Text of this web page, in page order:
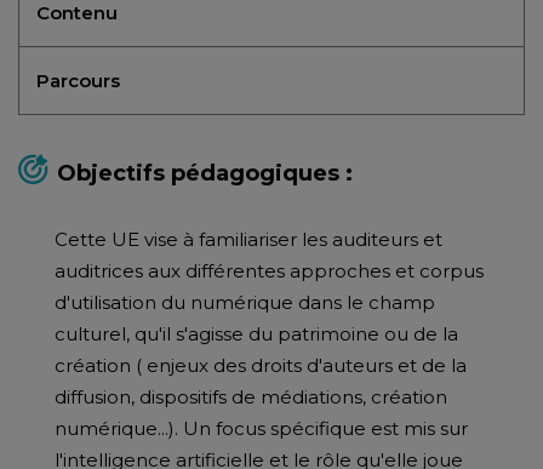
Contenu
Parcours
Objectifs pédagogiques :
Cette UE vise à familiariser les auditeurs et
auditrices aux différentes approches et corpus
d'utilisation du numérique dans le champ
culturel, qu'il s'agisse du patrimoine ou de la
création ( enjeux des droits d'auteurs et de la
diffusion, dispositifs de médiations, création
numérique...). Un focus spécifique est mis sur
l'intelligence artificielle et le rôle qu'elle joue